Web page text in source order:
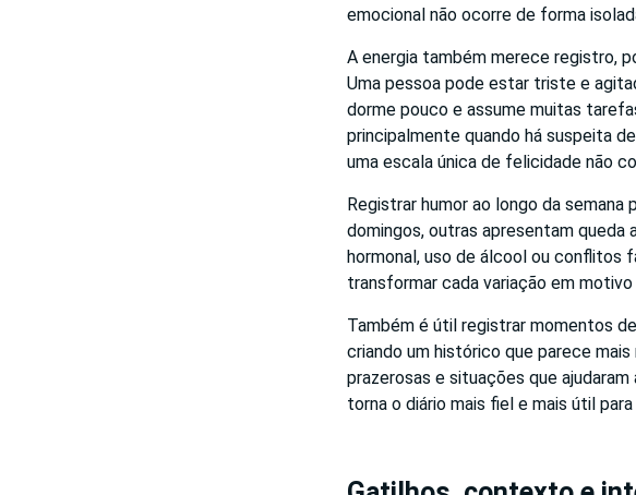
emocional não ocorre de forma
A energia também merece registro,
Uma pessoa pode estar triste e
dorme pouco e assume muitas
principalmente quando há suspeita
uma escala única de felicidade não
Registrar humor ao longo da
domingos, outras apresentam queda
hormonal, uso de álcool ou conflitos
transformar cada variação em
Também é útil registrar momentos
criando um histórico que parece
prazerosas e situações que
torna o diário mais fiel e mais útil